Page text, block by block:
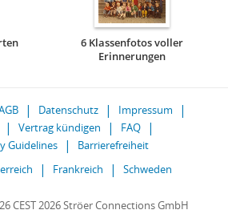
6 Klassenfotos voller
Erinnerungen
Datenschutz
Impressum
Vertrag kündigen
FAQ
Guidelines
Barrierefreiheit
Frankreich Schweden
CEST 2026 Ströer Connections GmbH